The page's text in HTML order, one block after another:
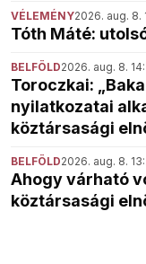
VÉLEMÉNY2026. aug. 8.
Tóth Máté:
BELFÖLD2026. aug. 8.
Toroczkai:
nyilatkozatai
köztársasági
BELFÖLD2026. aug. 8.
Ahogy várható
köztársasági